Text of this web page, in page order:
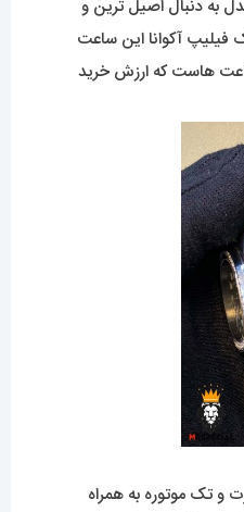
به دنبال اصیل ترین و
فیلیپ آکوانا این ساعت
هاست که ارزش خرید
تک موتوره به همراه